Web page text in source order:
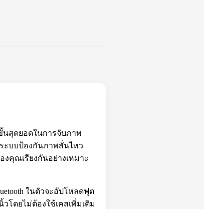
นสุดยอดในการจับภาพ
ระบบป้องกันภาพสั่นไหว
งคุณเรียงกันอย่างเหมาะ
ในตัวจะอัปโหลดฟุต
ดยไม่ต้องใช้เคสเพิ่มเติม